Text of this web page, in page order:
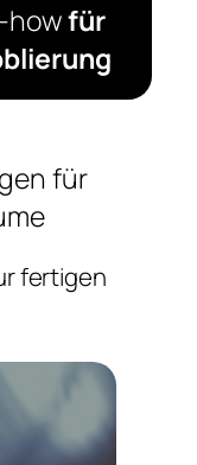
howfür
für
fertigen